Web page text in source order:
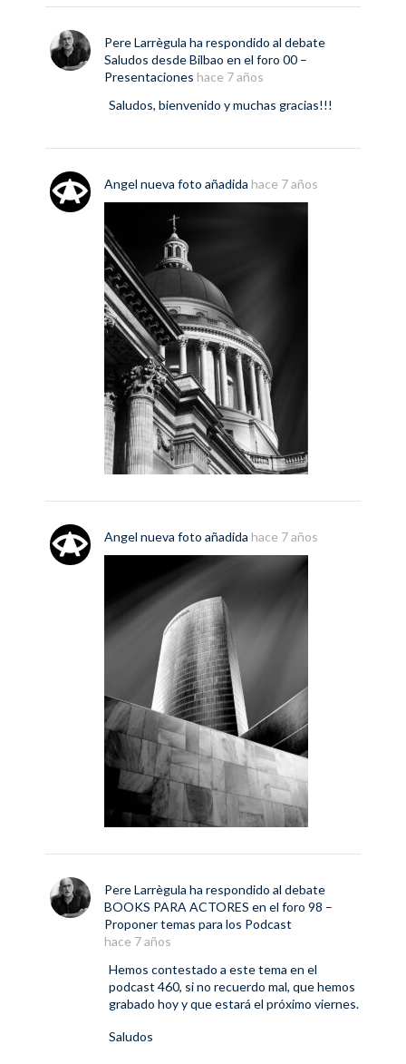
Pere Larrègula ha respondido al debate
Saludos desde Bilbao en el foro 00 –
Presentaciones hace 7 años
Saludos, bienvenido y muchas gracias!!!
Angel nueva foto añadida hace 7 años
Angel nueva foto añadida hace 7 años
Pere Larrègula ha respondido al debate
BOOKS PARA ACTORES en el foro 98 –
Proponer temas para los Podcast
hace 7 años
Hemos contestado a este tema en el
podcast 460, si no recuerdo mal, que hemos
grabado hoy y que estará el próximo viernes.
Saludos